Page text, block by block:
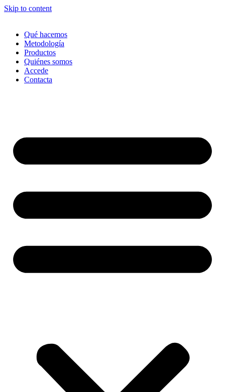
Skip to content
Qué hacemos
Metodología
Productos
Quiénes somos
Accede
Contacta